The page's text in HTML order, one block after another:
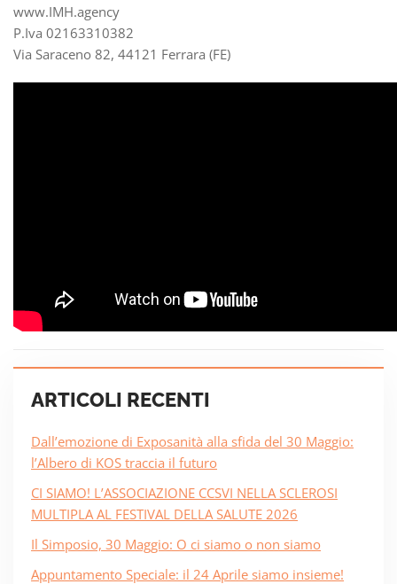
www.IMH.agency
P.Iva 02163310382
Via Saraceno 82, 44121 Ferrara (FE)
ARTICOLI RECENTI
Dall’emozione di Exposanità alla sfida del 30 Maggio:
l’Albero di KOS traccia il futuro
CI SIAMO! L’ASSOCIAZIONE CCSVI NELLA SCLEROSI
MULTIPLA AL FESTIVAL DELLA SALUTE 2026
Il Simposio, 30 Maggio: O ci siamo o non siamo
Appuntamento Speciale: il 24 Aprile siamo insieme!